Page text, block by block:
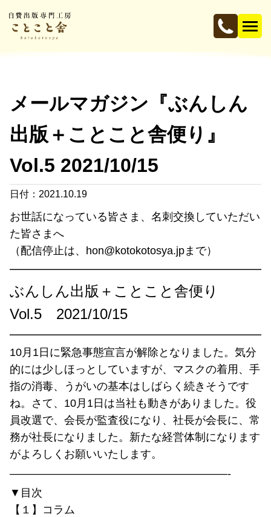
メールマガジン『ぶんしん
出版＋ことこと舎便り』
Vol.5 2021/10/15
日付：2021.10.19
お世話になっている皆さま、名刺交換していただい
た皆さまへ
（配信停止は、hon@kotokotosya.jpまで）
ぶんしん出版＋ことこと舎便り
Vol.5 2021/10/15
10月1日に緊急事態宣言が解除となりました。気分
的には少しほっとしていますが、マスクの着用、手
指の消毒、うがいの基本はしばらく続きそうです
ね。さて、10月1日は当社も動きがありました。役
員改選で、会長が監査役になり、社長が会長に、常
務が社長になりました。新たな経営体制になります
がよろしくお願いいたします。
————————————————————-
▼目次
【１】コラム